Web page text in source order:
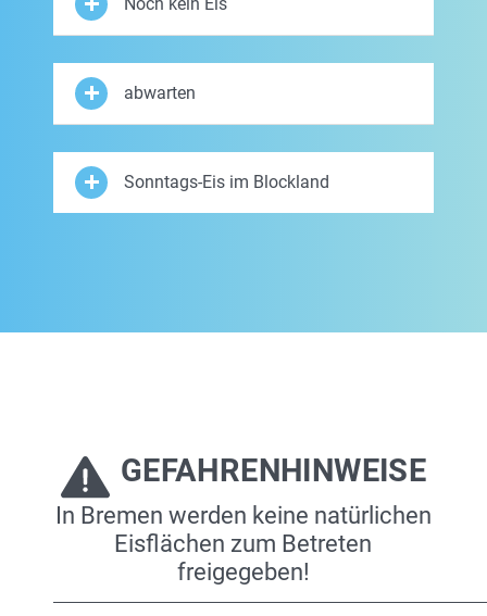
abwarten
Sonntags-Eis im Blockland
GEFAHRENHINWEISE
In Bremen werden keine natürlichen
Eisflächen zum Betreten
freigegeben!